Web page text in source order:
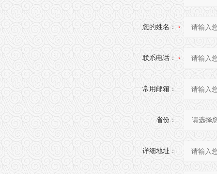
您的姓名：
联系电话：
常用邮箱：
省份：
详细地址：